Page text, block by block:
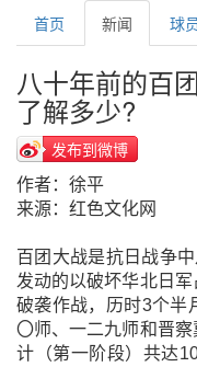
首页 新闻 球
八十年前的百
了解多少?
发布到微博
作者：徐平
来源：红色文化网
百团大战是抗日战争
发动的以破坏华北日
破袭作战，历时3个半
〇师、一二九师和晋
计（第一阶段）共达